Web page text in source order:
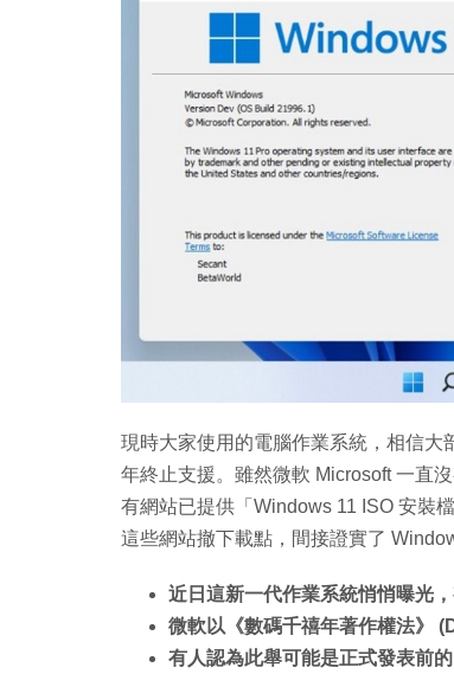
現時大家使用的電腦作業系統，相信
年終止支援。雖然微軟 Microsoft 一直
有網站已提供「Windows 11 ISO 安裝
這些網站撤下載點，間接證實了
近日這新一代作業系統悄悄曝光
微軟以《數碼千禧年著作權法》
有人認為此舉可能是正式發表前的